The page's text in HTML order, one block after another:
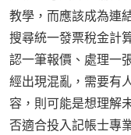
教學，而應該成為連
搜尋統一發票稅金計
認一筆報價、處理一
經出現混亂，需要有
容，則可能是想理解
否適合投入記帳士專